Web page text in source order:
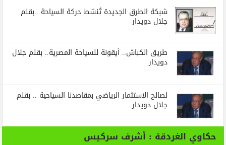
شبكة الطرق الجديدة تُنشط حركة السياحة ..بقلم
جلال دويدار
طريق الكباش.. أيقونة للسياحة المصرية.. بقلم جلال
دويدار
لصالح الاستثمار الرياضي بمقاصدنا السياحية .. بقلم
جلال دويدار
حكاوي الغردقة : أشرف سركيس